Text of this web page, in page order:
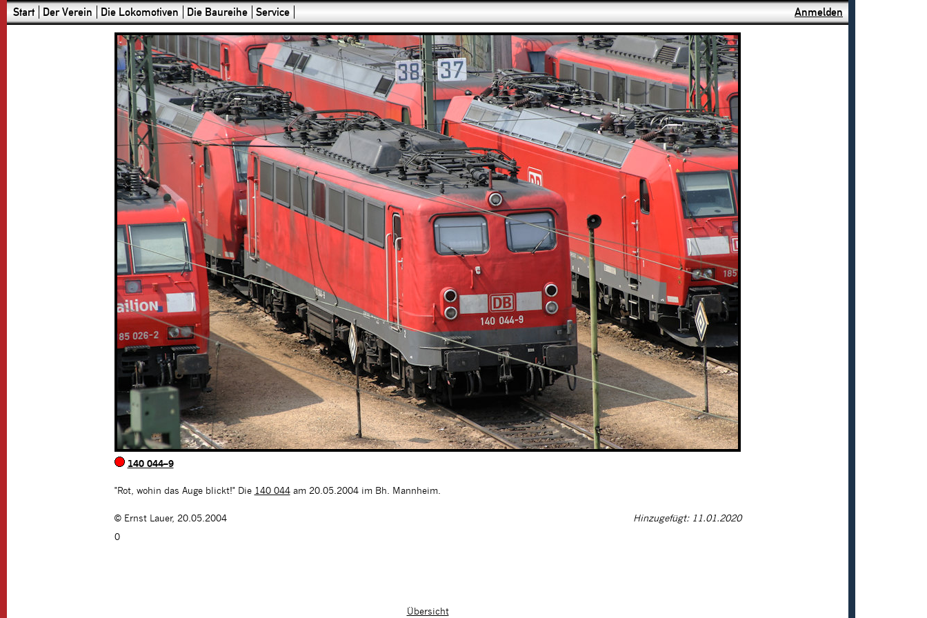
Start Der Verein Die Lokomotiven Die Baureihe Service Anmelden
140 044–9
"Rot, wohin das Auge blickt!" Die 140 044am 20.05.2004 im Bh. Mannheim.
© Ernst Lauer, 20.05.2004
Hinzugefügt: 11.01.2020
0
Übersicht